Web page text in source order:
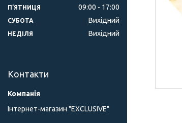
ПʼЯТНИЦЯ 09:00 17:00
СУБОТА Вихідний
НЕДІЛЯ Вихідний
Контакти
Інтернет-магазин "ЕXCLUSIVE"